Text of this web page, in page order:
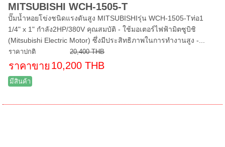
MITSUBISHI WCH-1505-T
ปั๊มน้ำหอยโข่งชนิดแรงดันสูง MITSUBISHIรุ่น WCH-1505-Tท่อ1
1/4" x 1" กำลัง2HP/380V คุณสมบัติ - ใช้มอเตอร์ไฟฟ้ามิตซูบิชิ
(Mitsubishi Electric Motor) ซึ่งมีประสิทธิภาพในการทำงานสูง -...
ราคาปกติ 20,400 THB
ราคาขาย 10,200 THB
มีสินค้า